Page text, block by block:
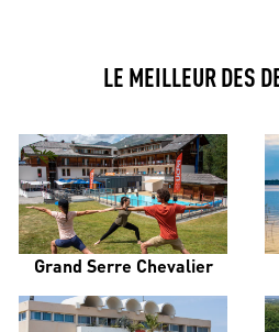
LE MEILLEUR DES
Grand Serre Chevalier